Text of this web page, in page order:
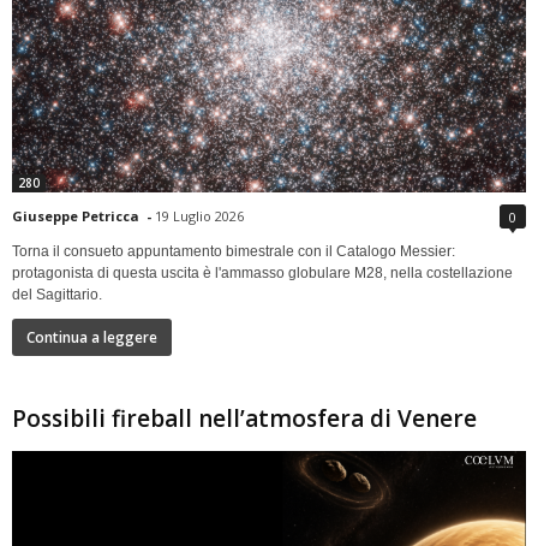
280
Giuseppe Petricca - 19 Luglio 2026 0
Torna il consueto appuntamento bimestrale con il Catalogo Messier:
protagonista di questa uscita è l'ammasso globulare M28, nella costellazione
del Sagittario.
Continua a leggere
Possibili fireball nell’atmosfera di Venere